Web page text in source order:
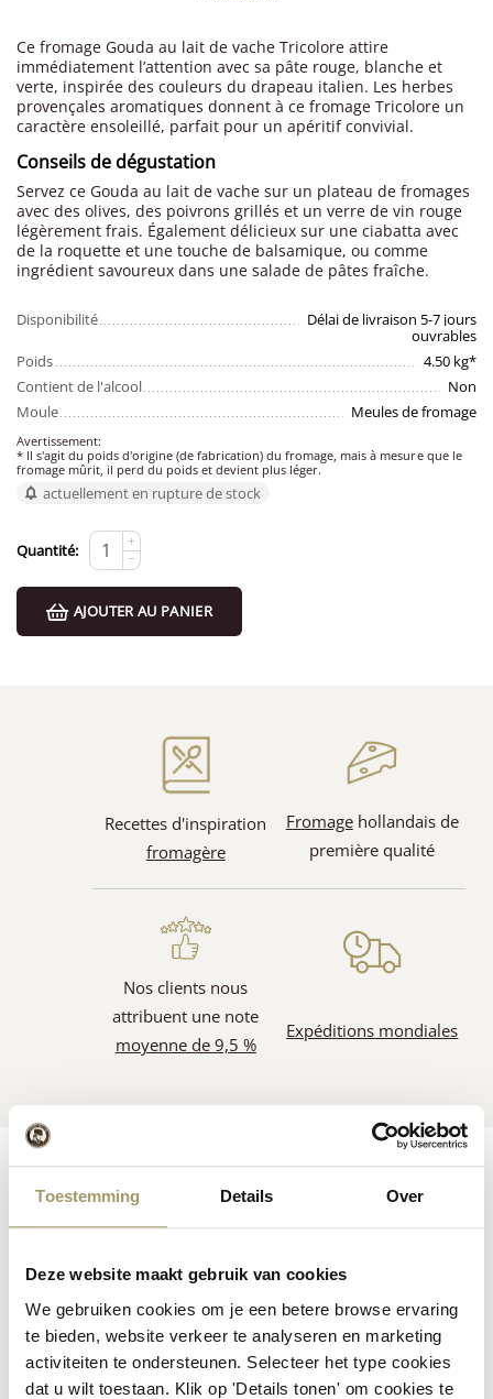
Toestemming Details Over
Deze website maakt gebruik van cookies
We gebruiken cookies om je een betere browse ervaring
te bieden, website verkeer te analyseren en marketing
activiteiten te ondersteunen. Selecteer het type cookies
dat u wilt toestaan. Klik op 'Details tonen' om cookies te
Ce fromage Gouda au lait de vache Tricolore attire
immédiatement l’attention avec sa pâte rouge, blanche et
verte, inspirée des couleurs du drapeau italien. Les herbes
provençales aromatiques donnent à ce fromage Tricolore un
caractère ensoleillé, parfait pour un apéritif convivial.
Conseils de dégustation
Servez ce Gouda au lait de vache sur un plateau de fromages
avec des olives, des poivrons grillés et un verre de vin rouge
légèrement frais. Également délicieux sur une ciabatta avec
de la roquette et une touche de balsamique, ou comme
ingrédient savoureux dans une salade de pâtes fraîche.
Disponibilité
Délai de livraison 5-7 jours
ouvrables
Poids
4.50 kg*
Contient de l'alcool
Non
Moule
Meules de fromage
Avertissement:
* Il s'agit du poids d'origine (de fabrication) du fromage, mais à mesure que le
fromage mûrit, il perd du poids et devient plus léger.
actuellement en rupture de stock
Quantité:
+
−
AJOUTER AU PANIER
Recettes d'inspiration
fromagère
Fromagehollandais de
première qualité
Nos clients nous
attribuent une note
moyenne de 9,5 %
Expéditions mondiales
Ingrédients Features
Reviews
Average nutritional value per 100 g:
Energie / Energy
1662/397
kJ/kcal